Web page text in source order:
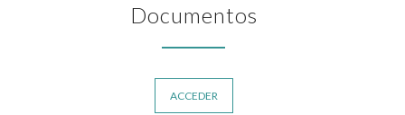
Documentos
ACCEDER